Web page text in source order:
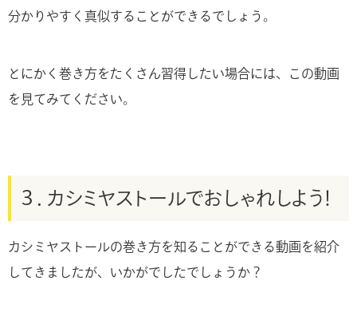
分かりやすく真似することができるでしょう。
とにかく巻き方をたくさん習得したい場合には、この動画
を見てみてください。
３．カシミヤストールでおしゃれしよう！
カシミヤストールの巻き方を知ることができる動画を紹介
してきましたが、いかがでしたでしょうか？